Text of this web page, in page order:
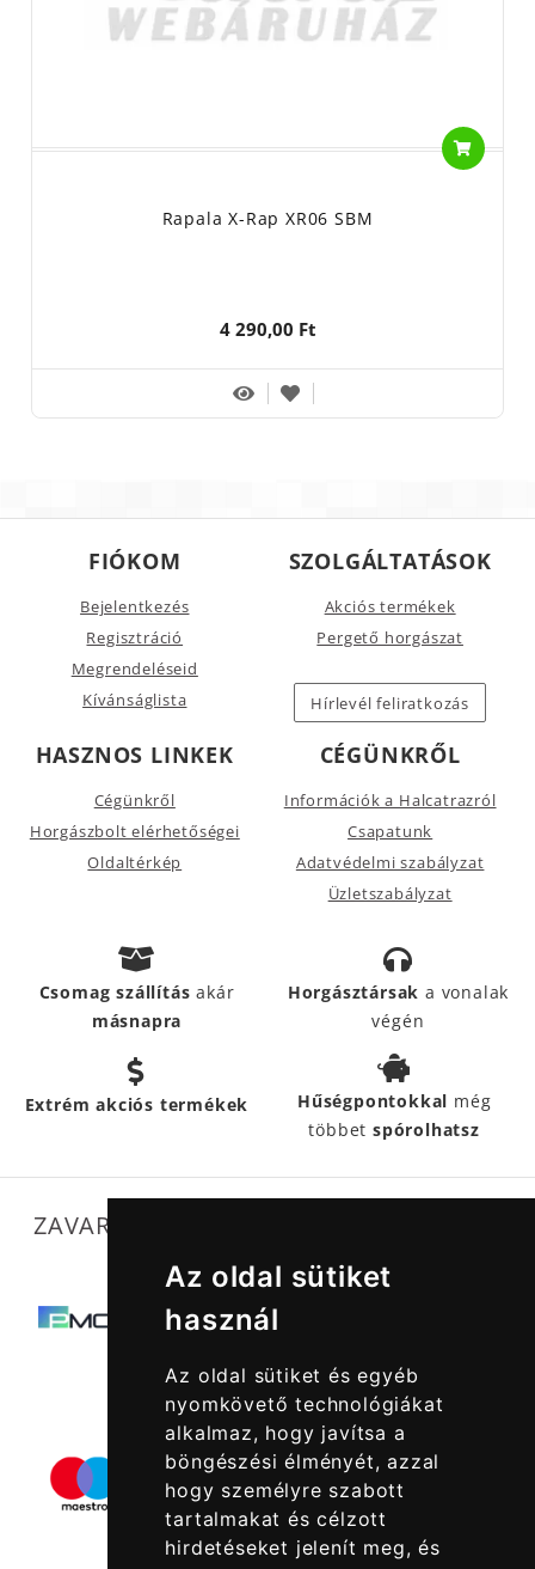
Az oldal sütiket
használ
Az oldal sütiket és egyéb
nyomkövető technológiákat
alkalmaz, hogy javítsa a
böngészési élményét, azzal
hogy személyre szabott
tartalmakat és célzott
hirdetéseket jelenít meg, és
Rapala X-Rap XR06 SBM
4 290,00 Ft
FIÓKOM
Bejelentkezés
Regisztráció
Megrendeléseid
Kívánságlista
SZOLGÁLTATÁSOK
Akciós termékek
Pergető horgászat
Hírlevél feliratkozás
HASZNOS LINKEK
Cégünkről
Horgászbolt elérhetőségei
Oldaltérkép
CÉGÜNKRŐL
Információk a Halcatrazról
Csapatunk
Adatvédelmi szabályzat
Üzletszabályzat
Csomag szállításakár
másnapra
Horgásztársak a vonalak
végén
Extrém akciós termékek Hűségpontokkal még
többetspórolhatsz
ZAVARTALAN MŰKÖDÉSÜNKET SEGÍTIK